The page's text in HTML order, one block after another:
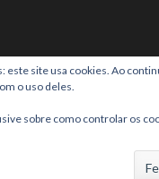
40 ASSOCIAÇÃO DE
DE CAMPO GRANDE
este site usa cookies. Ao
o uso deles.
sobre como controlar os